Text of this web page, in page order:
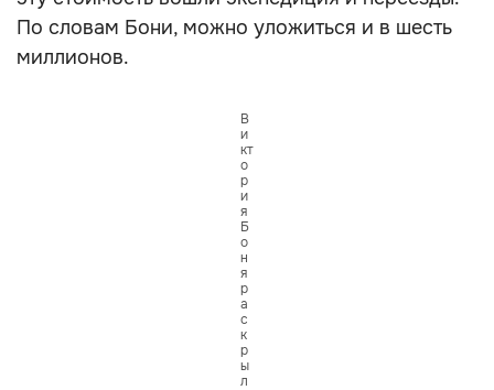
По словам Бони, можно уложиться и в шесть
миллионов.
В
и
кт
о
р
и
я
Б
о
н
я
р
а
с
к
р
ы
л